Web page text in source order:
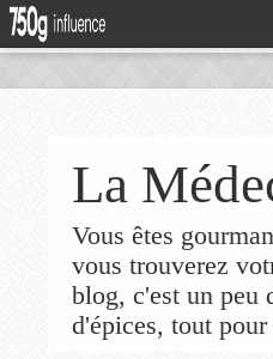
La
Vous êtes
vous trouverez
blog, c'est un peu
d'épices, tout